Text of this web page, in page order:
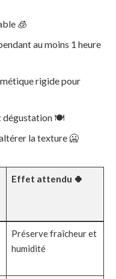
🧊
au moins 1 heure
rigide pour
dégustation 🍽️
la texture 🥶
Effet attendu 🍀
Préserve fraîcheur et
humidité